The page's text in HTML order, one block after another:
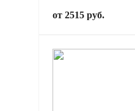
от 2515 руб.